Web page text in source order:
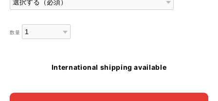
数量
International shipping available